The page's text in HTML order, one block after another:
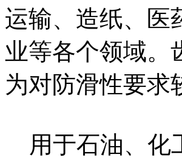
运输、造纸、医
业等各个领域。
为对防滑性要求
用于石油、化